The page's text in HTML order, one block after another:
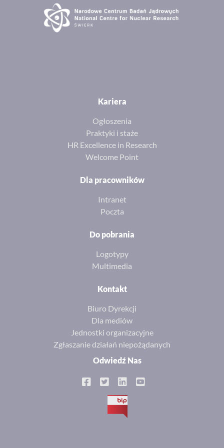
16
16
Various Faces of QCD
19
XII edycja Międzynarodowej
Jądrowej (MSEJ)
Kariera
Ogłoszenia
Praktyki i staże
HR Excellence in Research
Welcome Point
Dla pracowników
Intranet
Poczta
Do pobrania
Logotypy
Multimedia
Kontakt
Biuro Dyrekcji
Dla mediów
Jednostki organizacyjne
Zgłaszanie działań niepożądanych
Odwiedź Nas
BIP